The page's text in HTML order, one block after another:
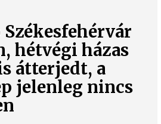
hétvégi házas
átterjedt, a
jelenleg nincs